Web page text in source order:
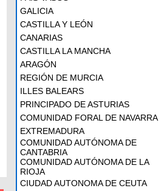
GALICIA
CASTILLA Y LEÓN
CANARIAS
CASTILLA LA MANCHA
ARAGÓN
REGIÓN DE MURCIA
ILLES BALEARS
PRINCIPADO DE ASTURIAS
COMUNIDAD FORAL DE NAVARRA
EXTREMADURA
COMUNIDAD AUTÓNOMA DE
CANTABRIA
COMUNIDAD AUTÓNOMA DE LA
RIOJA
CIUDAD AUTONOMA DE CEUTA